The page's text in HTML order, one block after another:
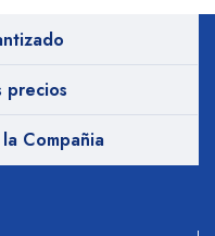
precios
Compañia